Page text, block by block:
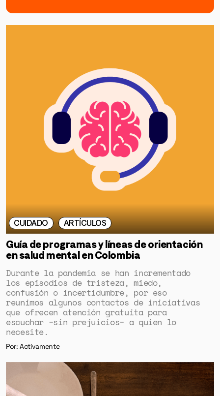
GÉNERO
DERECHOS HUMANOS
SALUD MENTAL
EMERGENCIA CLIMÁTICA
CUIDADO ARTÍCULOS
Guía de programas y líneas de orientación
en salud mental en Colombia
Durante la pandemia se han incrementado
los episodios de tristeza, miedo,
confusión o incertidumbre, por eso
reunimos algunos contactos de iniciativas
que ofrecen atención gratuita para
escuchar −sin prejuicios− a quien lo
necesite.
Por: Activamente